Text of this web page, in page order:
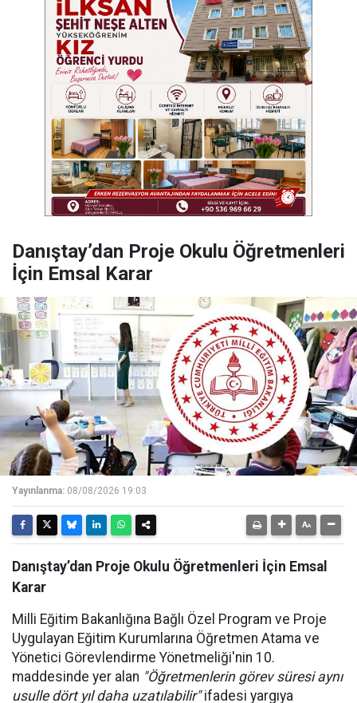
Danıştay’dan Proje Okulu Öğretmenleri
İçin Emsal Karar
Yayınlanma: 08/08/2026 19:03
Danıştay’dan Proje Okulu Öğretmenleri İçin Emsal
Karar
Milli Eğitim Bakanlığına Bağlı Özel Program ve Proje
Uygulayan Eğitim Kurumlarına Öğretmen Atama ve
Yönetici Görevlendirme Yönetmeliği'nin 10.
maddesinde yer alan "Öğretmenlerin görev süresi aynı
usulle dört yıl daha uzatılabilir"ifadesi yargıya